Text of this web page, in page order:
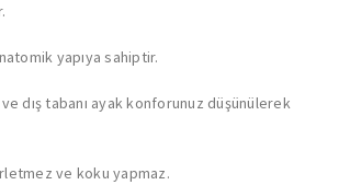
yapıya sahiptir.
dış tabanı ayak konforunuz düşünülerek
ve koku yapmaz.